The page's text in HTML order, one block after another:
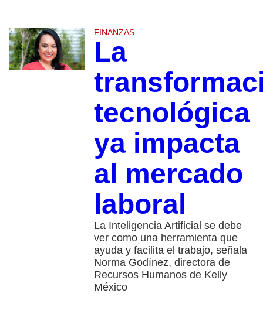
FINANZAS
La
tecnológica
ya impacta
al mercado
laboral
La Inteligencia Artificial se debe
ver como una herramienta que
ayuda y facilita el trabajo, señala
Norma Godínez, directora de
Recursos Humanos de Kelly
México